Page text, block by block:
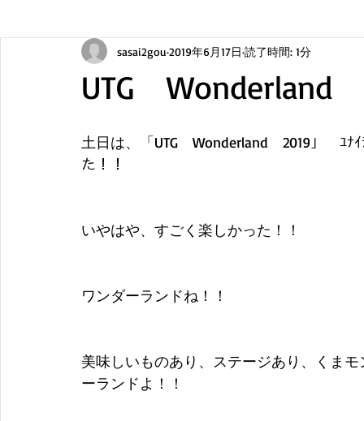
UTG Wonderland
sasai2gou 2019年6月17日 読了時間: 1分
土日は、「UTG　Wonderland　2019」　ﾕ
た！！
いやはや、すごく楽しかった！！
ワンダーランドね！！
美味しいものあり、ステージあり、くま
ーランドよ！！